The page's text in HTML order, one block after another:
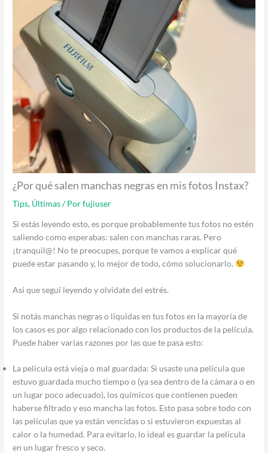
¿Por qué salen manchas negras en mis fotos Instax?
Tips, Últimas/ Porfujiuser
Si estás leyendo esto, es porque probablemente tus fotos no estén
saliendo como esperabas: salen con manchas raras. Pero
¡tranquil@! No te preocupes, porque te vamos a explicar qué
puede estar pasando y, lo mejor de todo, cómo solucionarlo.
Así que seguí leyendo y olvidate del estrés.
Si notás manchas negras o líquidas en tus fotos en la mayoría de
los casos es por algo relacionado con los productos de la película.
Puede haber varias razones por las que te pasa esto:
La película está vieja o mal guardada: Si usaste una película que
estuvo guardada mucho tiempo o (ya sea dentro de la cámara o en
un lugar poco adecuado), los químicos que contienen pueden
haberse filtrado y eso mancha las fotos. Esto pasa sobre todo con
las películas que ya están vencidas o si estuvieron expuestas al
calor o la humedad. Para evitarlo, lo ideal es guardar la película
en un lugar fresco y seco.